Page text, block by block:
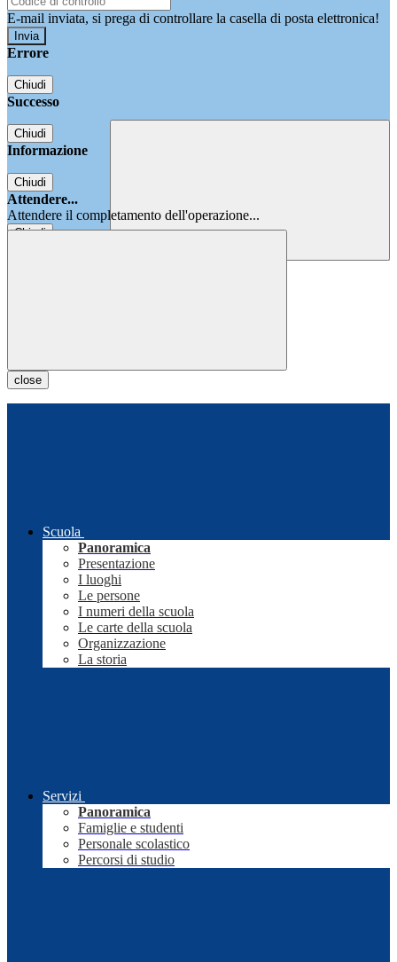
E-mail inviata, si prega di controllare la casella di posta elettronica!
Errore
Chiudi
Successo
Chiudi
Informazione
Chiudi
Attendere...
Attendere il completamento dell'operazione...
Chiudi
close
Scuola
Panoramica
Presentazione
I luoghi
Le persone
I numeri della scuola
Le carte della scuola
Organizzazione
La storia
Servizi
Panoramica
Famiglie e studenti
Personale scolastico
Percorsi di studio